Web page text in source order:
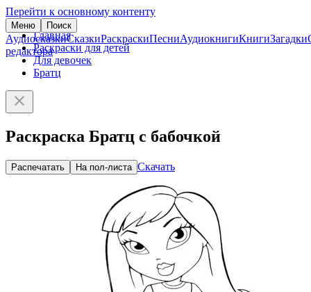
Перейти к основному контенту
Меню Поиск
АудиосказкиСказкиРаскраскиПесниАудиокнигиКнигиЗагадки
редактора
Главная
Раскраски для детей
Для девочек
Братц
Раскраска Братц с бабочкой
Распечатать На пол-листа Скачать